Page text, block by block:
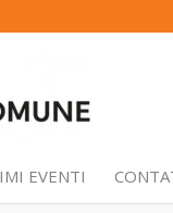
EVENTI